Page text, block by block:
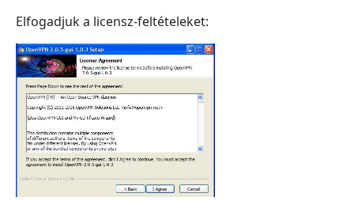
Elfogadjuk a licensz-feltételeket: